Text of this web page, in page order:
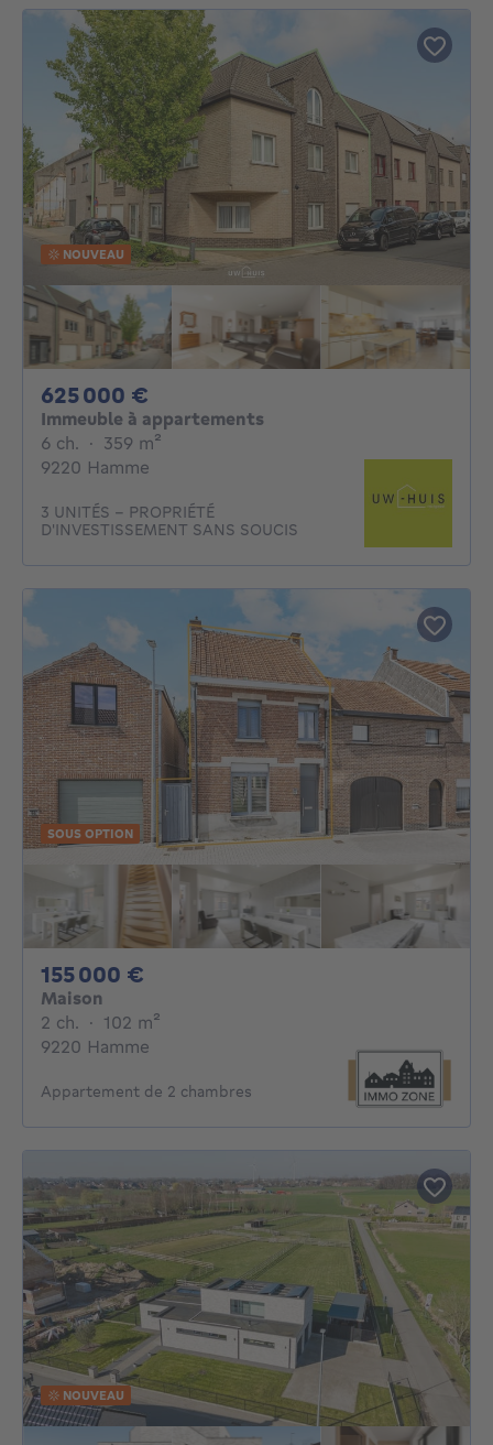
NOUVEAU
625 000 €
Immeuble à appartements
6 ch. 6 chambres
· 359 m²
9220 Hamme
3 UNITÉS – PROPRIÉTÉ
D'INVESTISSEMENT SANS SOUCIS
SOUS OPTION
155 000 €
Maison
2 ch. 2 chambres
· 102 m²
9220 Hamme
Appartement de 2 chambres
NOUVEAU